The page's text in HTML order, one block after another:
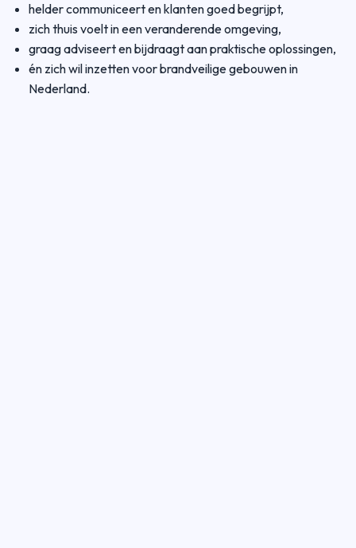
helder communiceert en klanten goed begrijpt,
zich thuis voelt in een veranderende omgeving,
graag adviseert en bijdraagt aan praktische oplossingen,
én zich wil inzetten voor brandveilige gebouwen in
Nederland.